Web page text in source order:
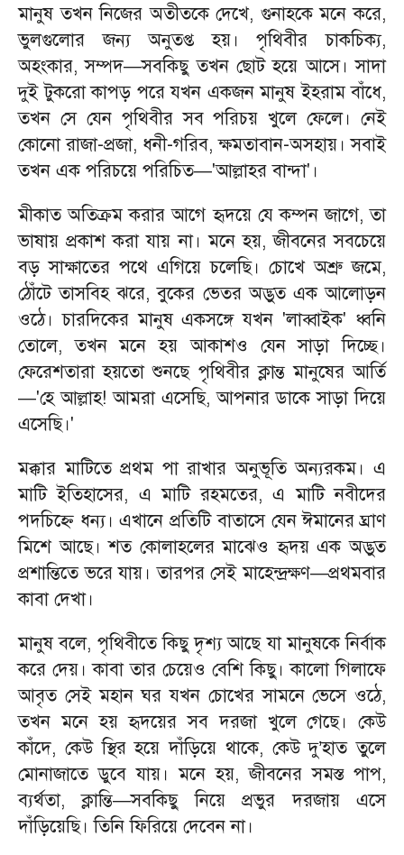
মানুষ তখন নিজের অতীতকে দেখে, গুনাহকে মনে করে,
ভুলগুলোর জন্য অনুতপ্ত হয়। পৃথিবীর চাকচিক্য,
অহংকার, সম্পদ—সবকিছু তখন ছোট হয়ে আসে। সাদা
দুই টুকরো কাপড় পরে যখন একজন মানুষ ইহরাম বাঁধে,
তখন সে যেন পৃথিবীর সব পরিচয় খুলে ফেলে। নেই
কোনো রাজা-প্রজা, ধনী-গরিব, ক্ষমতাবান-অসহায়। সবাই
তখন এক পরিচয়ে পরিচিত—'আল্লাহর বান্দা'।
​মীকাত অতিক্রম করার আগে হৃদয়ে যে কম্পন জাগে, তা
ভাষায় প্রকাশ করা যায় না। মনে হয়, জীবনের সবচেয়ে
বড় সাক্ষাতের পথে এগিয়ে চলেছি। চোখে অশ্রু জমে,
ঠোঁটে তাসবিহ ঝরে, বুকের ভেতর অদ্ভুত এক আলোড়ন
ওঠে। চারদিকের মানুষ একসঙ্গে যখন 'লাব্বাইক' ধ্বনি
তোলে, তখন মনে হয় আকাশও যেন সাড়া দিচ্ছে।
ফেরেশতারা হয়তো শুনছে পৃথিবীর ক্লান্ত মানুষের আর্তি
—'হে আল্লাহ! আমরা এসেছি, আপনার ডাকে সাড়া দিয়ে
এসেছি।'
​মক্কার মাটিতে প্রথম পা রাখার অনুভূতি অন্যরকম। এ
মাটি ইতিহাসের, এ মাটি রহমতের, এ মাটি নবীদের
পদচিহ্নে ধন্য। এখানে প্রতিটি বাতাসে যেন ঈমানের ঘ্রাণ
মিশে আছে। শত কোলাহলের মাঝেও হৃদয় এক অদ্ভুত
প্রশান্তিতে ভরে যায়। তারপর সেই মাহেন্দ্রক্ষণ—প্রথমবার
কাবা দেখা।
​মানুষ বলে, পৃথিবীতে কিছু দৃশ্য আছে যা মানুষকে নির্বাক
করে দেয়। কাবা তার চেয়েও বেশি কিছু। কালো গিলাফে
আবৃত সেই মহান ঘর যখন চোখের সামনে ভেসে ওঠে,
তখন মনে হয় হৃদয়ের সব দরজা খুলে গেছে। কেউ
কাঁদে, কেউ স্থির হয়ে দাঁড়িয়ে থাকে, কেউ দু’হাত তুলে
মোনাজাতে ডুবে যায়। মনে হয়, জীবনের সমস্ত পাপ,
ব্যর্থতা, ক্লান্তি—সবকিছু নিয়ে প্রভুর দরজায় এসে
দাঁড়িয়েছি। তিনি ফিরিয়ে দেবেন না।